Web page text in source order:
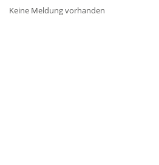
Keine Meldung vorhanden